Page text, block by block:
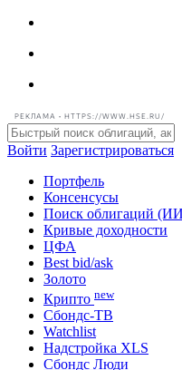
РЕКЛАМА • HTTPS://WWW.HSE.RU/
Войти Зарегистрироваться
Портфель
Консенсусы
Поиск облигаций (ИИ)
Кривые доходности
ЦФА
Best bid/ask
Золото
Крипто new